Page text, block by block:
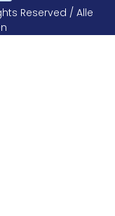
Reserved / Alle